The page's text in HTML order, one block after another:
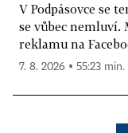
V Podpásovce se
se vůbec nemluví.
reklamu na
7. 8. 2026 ▪ 55:23 min.